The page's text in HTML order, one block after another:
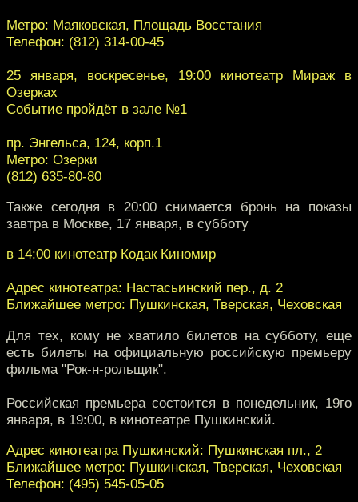
Метро: Маяковская, Площадь Восстания
Телефон: (812) 314-00-45
25 января, воскресенье, 19:00 кинотеатр Мираж в
Озерках
Событие пройдёт в зале №1
пр. Энгельса, 124, корп.1
Метро: Озерки
(812) 635-80-80
Также сегодня в 20:00 снимается бронь на показы
завтра в Москве, 17 января, в субботу
в 14:00 кинотеатр Кодак Киномир
Адрес кинотеатра: Настасьинский пер., д. 2
Ближайшее метро: Пушкинская, Тверская, Чеховская
Для тех, кому не хватило билетов на субботу, еще
есть билеты на официальную российскую премьеру
фильма "Рок-н-рольщик".
Российская премьера состоится в понедельник, 19го
января, в 19:00, в кинотеатре Пушкинский.
Адрес кинотеатра Пушкинский: Пушкинская пл., 2
Ближайшее метро: Пушкинская, Тверская, Чеховская
Телефон: (495) 545-05-05